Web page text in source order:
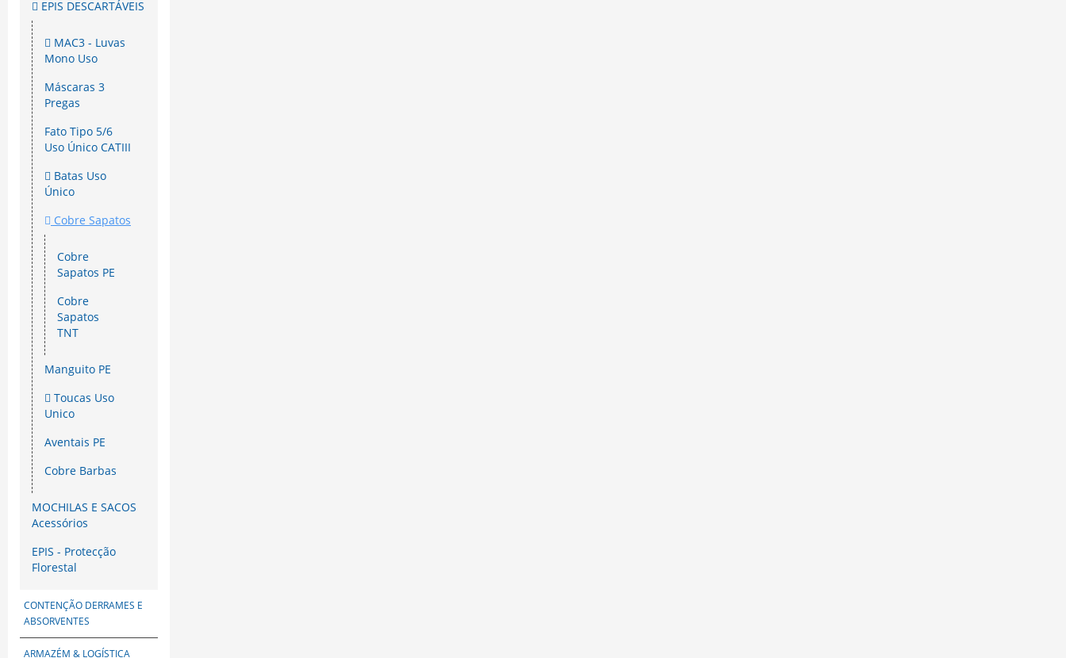
EPIS DESCARTÁVEIS
MAC3 - Luvas
Mono Uso
Máscaras 3
Pregas
Fato Tipo 5/6
Uso Único CATIII
Batas Uso
Único
Cobre Sapatos
Cobre
Sapatos PE
Cobre
Sapatos
TNT
Manguito PE
Toucas Uso
Unico
Aventais PE
Cobre Barbas
MOCHILAS E SACOS
Acessórios
EPIS - Protecção
Florestal
CONTENÇÃO DERRAMES E
ABSORVENTES
ARMAZÉM & LOGÍSTICA